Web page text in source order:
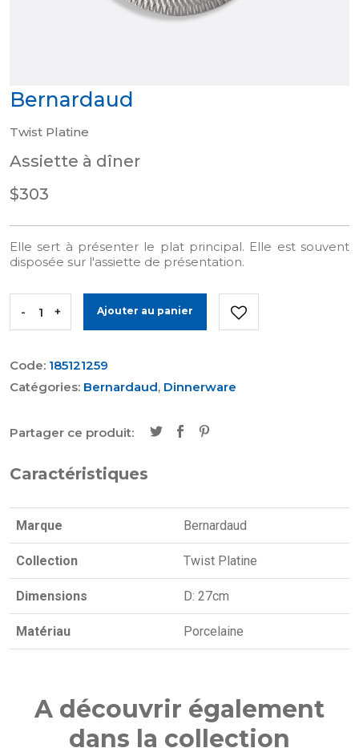
Bernardaud
Twist Platine
Assiette à dîner
$303
Elle sert à présenter le plat principal. Elle est souvent
disposée sur l'assiette de présentation.
- + Ajouter au panier
Code: 185121259
Catégories: Bernardaud, Dinnerware
Partager ce produit:
Caractéristiques
Marque Bernardaud
Collection Twist Platine
Dimensions D: 27cm
Matériau Porcelaine
A découvrir également
dans la collection